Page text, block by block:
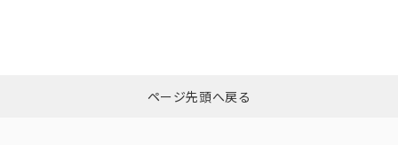
ダウンロードはこちらページ先頭へ戻る